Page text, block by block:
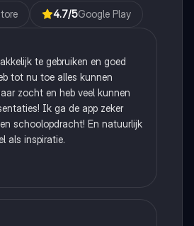
4.7/5Google Play
te gebruiken en goed
tot nu toe alles kunnen
zocht en heb veel kunnen
Ik ga de app zeker
schoolopdracht! En natuurlijk
als inspiratie.